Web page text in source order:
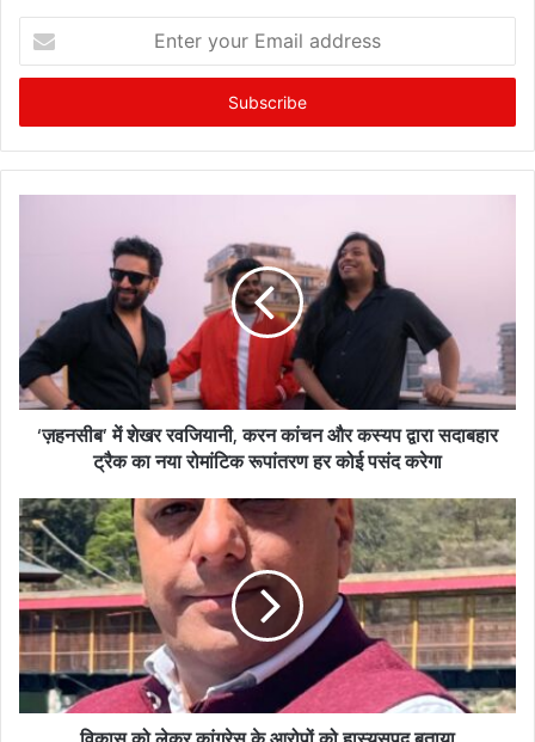
t
r
y
l
a
d
s
s
‘ज़हनसीब’ में शेखर रवजियानी, करन कांचन और कस्यप द्वारा सदाबहार
ट्रैक का नया रोमांटिक रूपांतरण हर कोई पसंद करेगा